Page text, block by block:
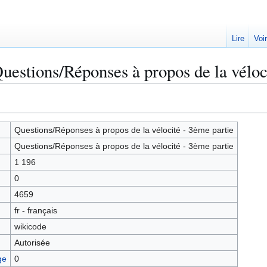
Réponses à propos de la
Questions/Réponses à propos de la vélocité - 3ème partie
Questions/Réponses à propos de la vélocité - 3ème partie
1 196
0
4659
fr - français
wikicode
Autorisée
0
Lire